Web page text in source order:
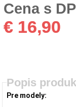
Cena s
€ 16,90
Popis
Pre modely: